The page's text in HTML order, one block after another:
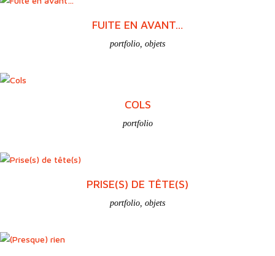
FUITE EN AVANT…
portfolio objets
COLS
portfolio
PRISE(S) DE TÊTE(S)
portfolio objets